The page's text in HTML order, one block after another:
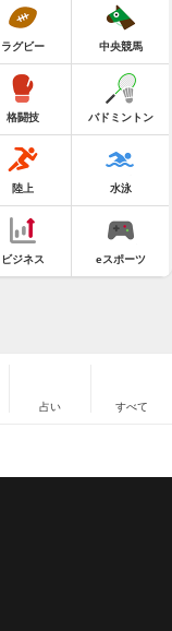
ラグビー 中央競馬
格闘技 バドミントン
陸上 水泳
ビジネス eスポーツ
占い すべて